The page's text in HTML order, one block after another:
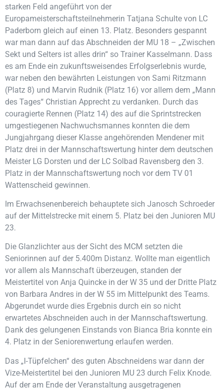
starken Feld angeführt von der
Europameisterschaftsteilnehmerin Tatjana Schulte von LC
Paderborn gleich auf einen 13. Platz. Besonders gespannt
war man dann auf das Abschneiden der MU 18 – „Zwischen
Sekt und Selters ist alles drin“ so Trainer Kasselmann. Dass
es am Ende ein zukunftsweisendes Erfolgserlebnis wurde,
war neben den bewährten Leistungen von Sami Ritzmann
(Platz 8) und Marvin Rudnik (Platz 16) vor allem dem „Mann
des Tages“ Christian Apprecht zu verdanken. Durch das
couragierte Rennen (Platz 14) des auf die Sprintstrecken
umgestiegenen Nachwuchsmannes konnten die dem
Jungjahrgang dieser Klasse angehörenden Mendener mit
Platz drei in der Mannschaftswertung hinter dem deutschen
Meister LG Dorsten und der LC Solbad Ravensberg den 3.
Platz in der Mannschaftswertung noch vor dem TV 01
Wattenscheid gewinnen.
Im Erwachsenenbereich behauptete sich Janosch Schroeder
auf der Mittelstrecke mit einem 5. Platz bei den Junioren MU
23.
Die Glanzlichter aus der Sicht des MCM setzten die
Seniorinnen auf der 5.400m Distanz. Wollte man eigentlich
vor allem als Mannschaft überzeugen, standen der
Meistertitel von Anja Quincke in der W 35 und der Dritte Platz
von Barbara Andres in der W 55 im Mittelpunkt des Teams.
Abgerundet wurde dies Ergebnis durch ein so nicht
erwartetes Abschneiden auch in der Mannschaftswertung.
Dank des gelungenen Einstands von Bianca Bria konnte ein
4. Platz in der Seniorenwertung erlaufen werden.
Das „I-Tüpfelchen“ des guten Abschneidens war dann der
Vize-Meistertitel bei den Junioren MU 23 durch Felix Knode.
Auf der am Ende der Veranstaltung ausgetragenen